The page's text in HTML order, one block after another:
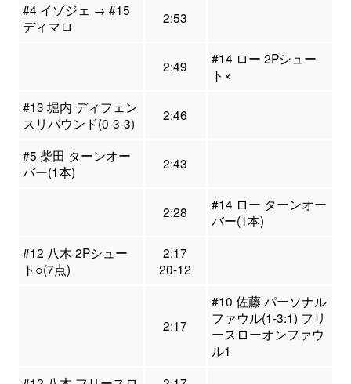
#4 イゾジェ → #15
ディマロ
2:53
2:49
#14 ロー 2Pシュー
ト×
#13 堀内 ディフェン
スリバウンド(0-3-3)
2:46
#5 柴田 ターンオー
バー(1本)
2:43
2:28
#14 ロー ターンオー
バー(1本)
#12 八木 2Pシュー
ト○(7点)
2:17
20-12
2:17
#10 佐藤 パーソナル
ファウル(1-3:1) フリ
ースローオンファウ
ル1